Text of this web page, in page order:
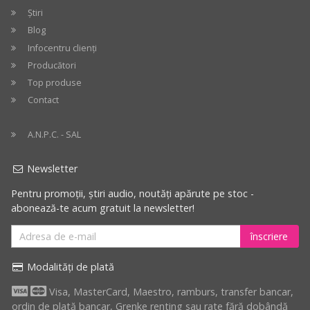
Știri
Blog
Infocentru clienți
Producători
Top produse
Contact
A.N.P.C. - SAL
Newsletter
Pentru promoții, știri audio, noutăți apărute pe stoc -
abonează-te acum gratuit la newsletter!
înscriere
Modalități de plată
Visa, MasterCard, Maestro, ramburs, transfer bancar,
ordin de plată bancar, Grenke renting sau rate fără dobândă